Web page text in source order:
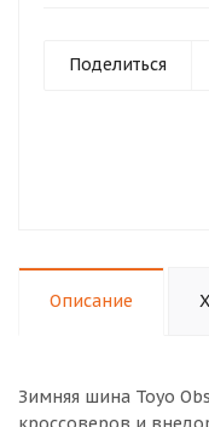
Поделиться
Описание
Зимняя шина Toyo